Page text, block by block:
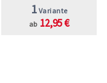
1 Variante
ab 12,95 €